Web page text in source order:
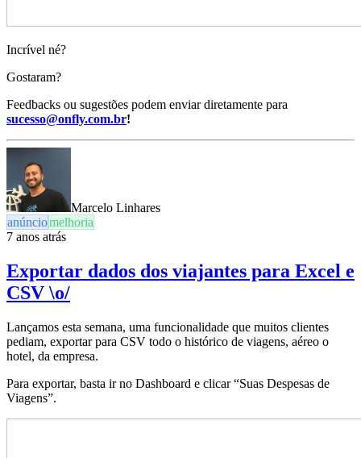
Incrível né?
Gostaram?
Feedbacks ou sugestões podem enviar diretamente para
sucesso@onfly.com.br!
Marcelo Linhares
anúnciomelhoria
7 anos atrás
Exportar dados dos viajantes para Excel e
CSV \o/
Lançamos esta semana, uma funcionalidade que muitos clientes
pediam, exportar para CSV todo o histórico de viagens, aéreo o
hotel, da empresa.
Para exportar, basta ir no Dashboard e clicar “Suas Despesas de
Viagens”.